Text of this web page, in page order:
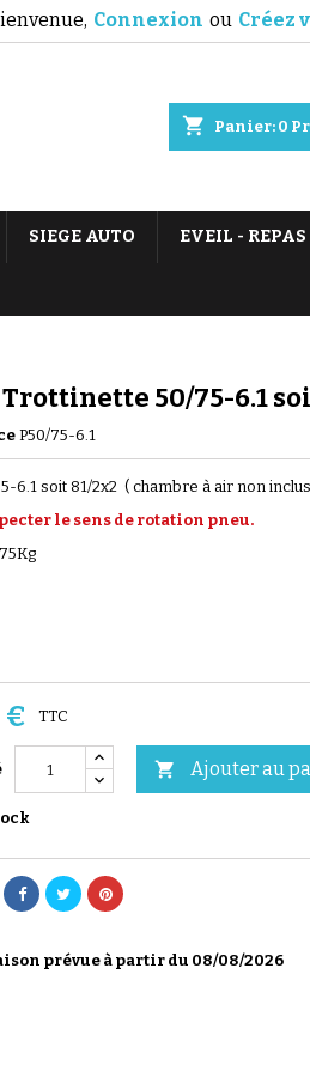
Connexion ou Créez
shopping_cart Panier: 0
SIEGE AUTO EVEIL -
50/75-6.1
P50/75-6.1
6.1 soit 81/2x2 ( chambre à air non
le sens de rotation pneu.
€ TTC
 Ajouter au
prévue à partir du 08/08/2026